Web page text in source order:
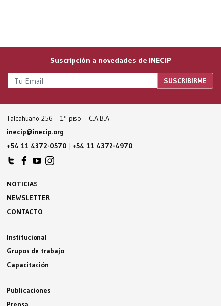
Suscripción a novedades de INECIP
Talcahuano 256 – 1º piso – C.A.B.A
inecip@inecip.org
+54 11 4372-0570 | +54 11 4372-4970
NOTICIAS
NEWSLETTER
CONTACTO
Institucional
Grupos de trabajo
Capacitación
Publicaciones
Prensa